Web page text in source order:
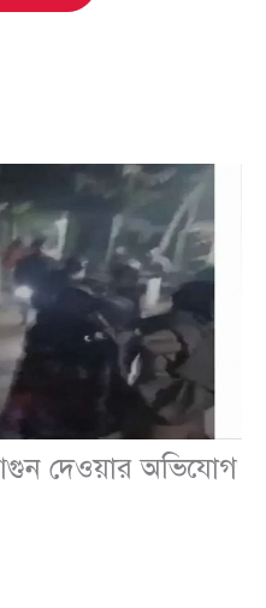
দেওয়ার অভিযোগ